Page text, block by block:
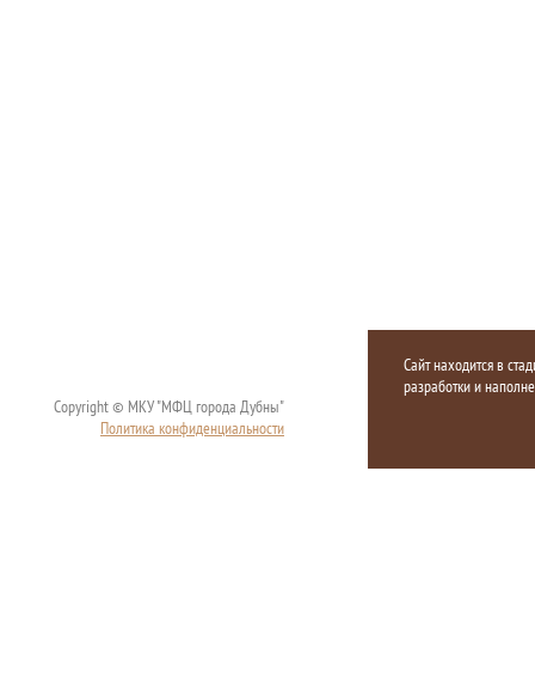
Copyright © МКУ "МФЦ города Дубны"
Политика конфиденциальности
Сайт находится в
разработки и